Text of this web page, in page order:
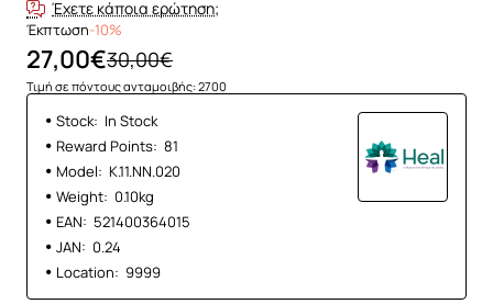
Έχετε κάποια ερώτηση;
Έκπτωση-10%
27,00€30,00€
Τιμή σε πόντους ανταμοιβής: 2700
Stock: In Stock
Reward Points: 81
Model: Κ.11.ΝΝ.020
Weight: 0.10kg
EAN: 521400364015
JAN: 0.24
Location: 9999